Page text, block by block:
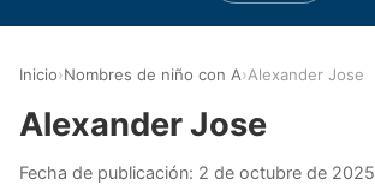
Inicio›Nombres de niño con A›Alexander Jose
Alexander Jose
Fecha de publicación: 2 de octubre de 2025